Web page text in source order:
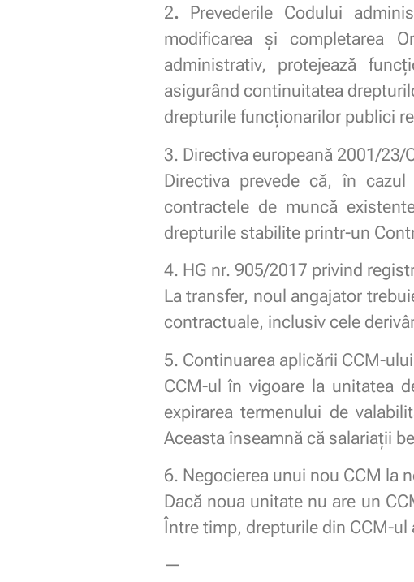
2. Prevederile Codului
modificarea și completarea
administrativ, protejează
asigurând continuitatea
drepturile funcționarilor publici
3. Directiva europeană 2001/
Directiva prevede că, în
contractele de muncă
drepturile stabilite printr-un
4. HG nr. 905/2017 privind
La transfer, noul angajator
contractuale, inclusiv cele
5. Continuarea aplicării CCM-
CCM-ul în vigoare la unitatea
expirarea termenului de
Aceasta înseamnă că salariații
6. Negocierea unui nou CCM la
Dacă noua unitate nu are un
Între timp, drepturile din CCM-ul
—